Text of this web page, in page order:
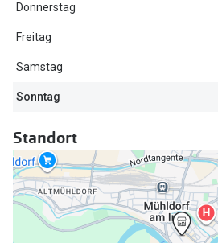
Oakley Meta
Brillentrends 2026
Glaspakete
Glasveredelungen
Brillenglas Typen
Transitions Gläser
Blaulichtfilter
Donnerstag
Freitag
Samstag
Sonntag
Standort